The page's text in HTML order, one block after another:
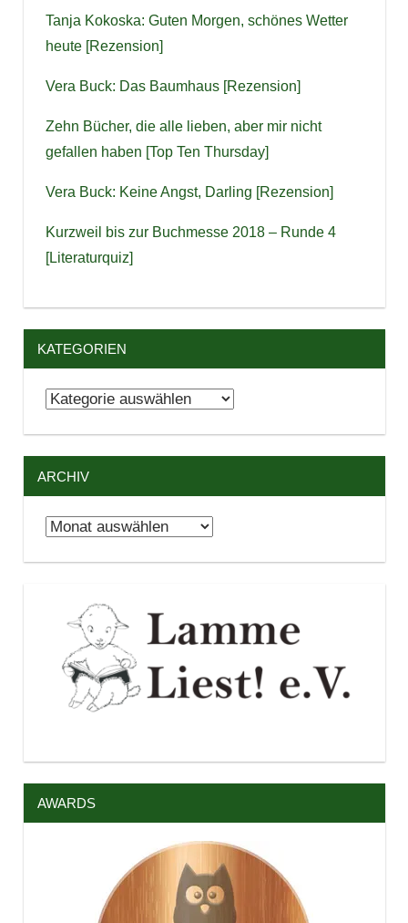
Tanja Kokoska: Guten Morgen, schönes Wetter
heute [Rezension]
Vera Buck: Das Baumhaus [Rezension]
Zehn Bücher, die alle lieben, aber mir nicht
gefallen haben [Top Ten Thursday]
Vera Buck: Keine Angst, Darling [Rezension]
Kurzweil bis zur Buchmesse 2018 – Runde 4
[Literaturquiz]
KATEGORIEN
Kategorien
ARCHIV
Archiv
AWARDS